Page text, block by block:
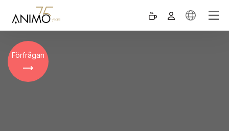
Förfrågan